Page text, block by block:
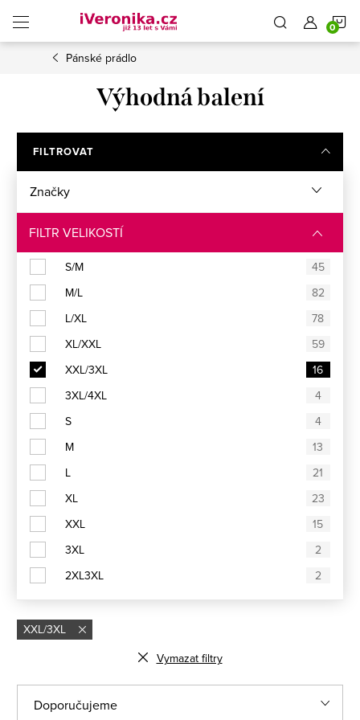
obsah
Pánské prádlo
Výhodná balení
FILTROVAT
Značky
FILTR VELIKOSTÍ
S/M
45
M/L
82
L/XL
78
XL/XXL
59
XXL/3XL
16
3XL/4XL
4
S
4
M
13
L
21
XL
23
XXL
15
3XL
2
2XL3XL
2
XXL/3XL
Vymazat filtry
Doporučujeme